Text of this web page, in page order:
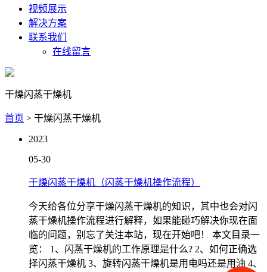
视频展示
解决方案
联系我们
在线留言
干燥闪蒸干燥机
首页 > 干燥闪蒸干燥机
2023
05-30
干燥闪蒸干燥机（闪蒸干燥机操作流程）
今天给各位分享干燥闪蒸干燥机的知识，其中也会对闪
蒸干燥机操作流程进行解释，如果能碰巧解决你现在面
临的问题，别忘了关注本站，现在开始吧！ 本文目录一
览： 1、闪蒸干燥机的工作原理是什么? 2、如何正确选
择闪蒸干燥机 3、旋转闪蒸干燥机是用电吗还是用油 4、